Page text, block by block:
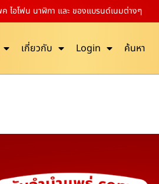
ไอโฟน นาฬิกา และ ของแบรนด์เนมต่างๆ
เกี่ยวกับ Login ค้นหา